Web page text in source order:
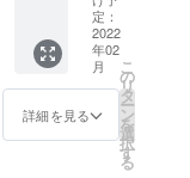
お名前
をご記
入くだ
い。」
付 CiML
からの
お礼
メール
が届き
ます。
創薬プ
レート
定：
2022
年02
月
詳細を見る
こ
の
リ
タ
ー
ン
を
選
択
す
る